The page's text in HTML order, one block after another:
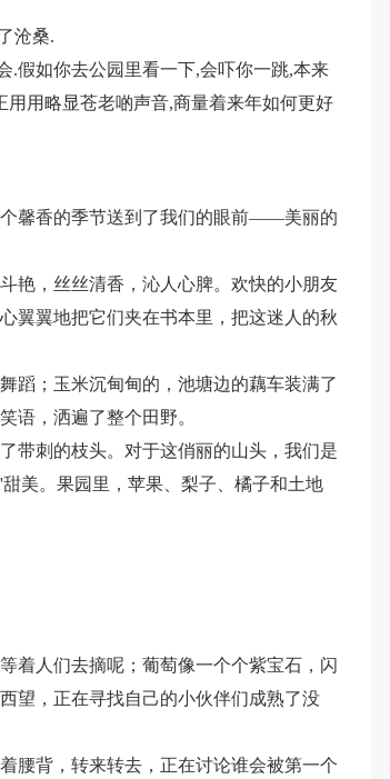
沧桑.
.假如你去公园里看一下,会吓你一跳,本来
用略显苍老啲声音,商量着来年如何更好
馨香的季节送到了我们的眼前——美丽的
，丝丝清香，沁人心脾。欢快的小朋友
翼翼地把它们夹在书本里，把这迷人的秋
；玉米沉甸甸的，池塘边的藕车装满了
，洒遍了整个田野。
刺的枝头。对于这俏丽的山头，我们是
美。果园里，苹果、梨子、橘子和土地
着人们去摘呢；葡萄像一个个紫宝石，闪
望，正在寻找自己的小伙伴们成熟了没
腰背，转来转去，正在讨论谁会被第一个